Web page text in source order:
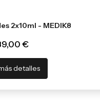
2x10ml - MEDIK8
€
detalles